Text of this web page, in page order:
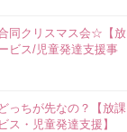
同クリスマス会☆【放
ビス/児童発達支援事
っちが先なの？【放課
ス・児童発達支援】